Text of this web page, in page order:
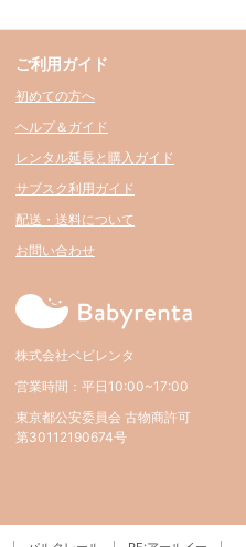
ご利用ガイド
初めての方へ
ヘルプ＆ガイド
レンタル延長と購入ガイド
サブスク利用ガイド
配送・送料について
お問い合わせ
株式会社ベビレンタ
営業時間：平日10:00~17:00
東京都公安委員会 古物商許可
第30112190674号